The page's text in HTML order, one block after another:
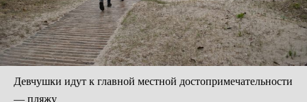
Девчушки идут к главной местной достопримечательности
— пляжу